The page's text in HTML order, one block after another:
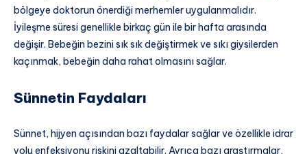
bölgeye doktorun önerdiği merhemler uygulanmalıdır.
İyileşme süresi genellikle birkaç gün ile bir hafta arasında
değişir. Bebeğin bezini sık sık değiştirmek ve sıkı giysilerden
kaçınmak, bebeğin daha rahat olmasını sağlar.
Sünnetin Faydaları
Sünnet, hijyen açısından bazı faydalar sağlar ve özellikle idrar
yolu enfeksiyonu riskini azaltabilir. Ayrıca bazı araştırmalar,